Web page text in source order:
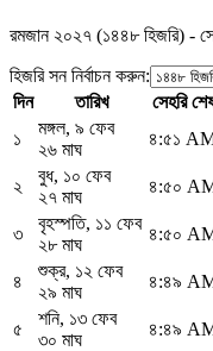
রমজান ২০২৭ (১৪৪৮ হিজরি) -
হিজরি সন নির্বাচন করুন:
দিন
তারিখ সেহরি
১
মঙ্গল, ৯ ফেব
২৬ মাঘ
৪:৫১
২
বুধ, ১০ ফেব
২৭ মাঘ
৪:৫০
৩
বৃহস্পতি, ১১ ফেব
২৮ মাঘ
৪:৫০
৪
শুক্র, ১২ ফেব
২৯ মাঘ
৪:৪৯
৫
শনি, ১৩ ফেব
৩০ মাঘ
৪:৪৯